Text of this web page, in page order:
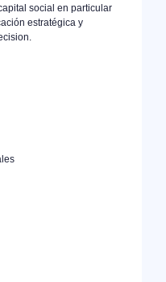
social en particular
estratégica y